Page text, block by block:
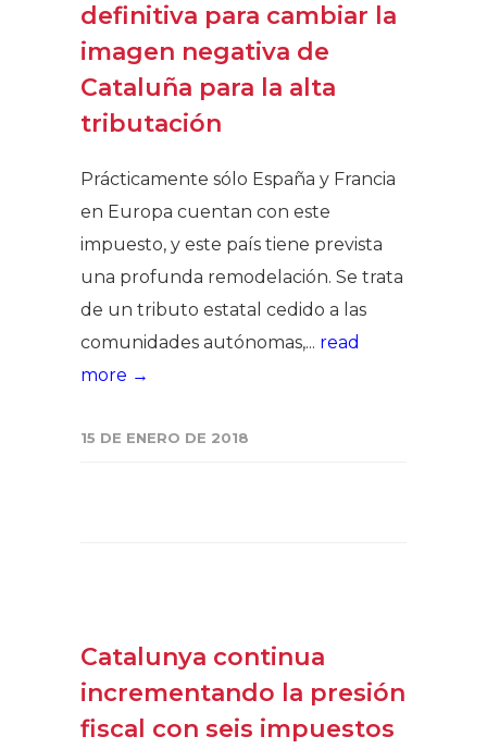
definitiva para cambiar la
imagen negativa de
Cataluña para la alta
tributación
Prácticamente sólo España y Francia
en Europa cuentan con este
impuesto, y este país tiene prevista
una profunda remodelación. Se trata
de un tributo estatal cedido a las
comunidades autónomas,... read
more →
15 DE ENERO DE 2018
Catalunya continua
incrementando la presión
fiscal con seis impuestos